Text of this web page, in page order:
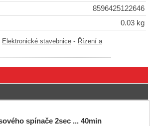
8596425122646
0.03 kg
Elektronické stavebnice - Řízení a
spínače 2sec ... 40min